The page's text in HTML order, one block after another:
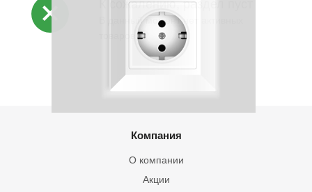
К сожалению, раздел пуст
В данный момент нет активных
Компания
О компании
Акции